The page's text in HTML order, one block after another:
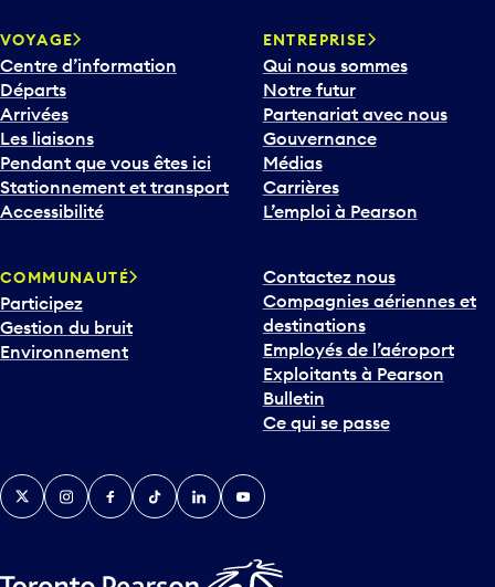
VOYAGE
Centre d’information
Départs
Arrivées
Les liaisons
Pendant que vous êtes ici
Stationnement et transport
Accessibilité
ENTREPRISE
Qui nous sommes
Notre futur
Partenariat avec nous
Gouvernance
Médias
Carrières
L’emploi à Pearson
COMMUNAUTÉ
Participez
Gestion du bruit
Environnement
Contactez nous
Compagnies aériennes et
destinations
Employés de l’aéroport
Exploitants à Pearson
Bulletin
Ce qui se passe
TwitterInstagramFacebook
TikTokLinkedInYouTube